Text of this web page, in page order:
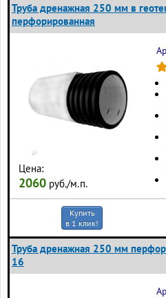
Труба дренажная 250 мм в
перфорированная
Цена:
2060 руб./м.п.
Купить
в 1 клик!
Труба дренажная 250 мм
16